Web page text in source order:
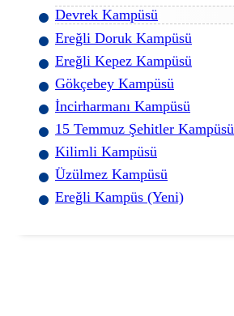
Devrek Kampüsü
Ereğli Doruk Kampüsü
Ereğli Kepez Kampüsü
Gökçebey Kampüsü
İncirharmanı Kampüsü
15 Temmuz Şehitler Kampüsü
Kilimli Kampüsü
Üzülmez Kampüsü
Ereğli Kampüs (Yeni)